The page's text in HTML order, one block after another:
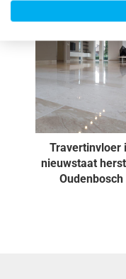
Travertinvloer
nieuwstaat
Oudenbosch